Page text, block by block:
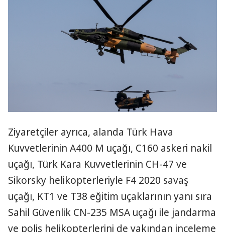
Ziyaretçiler ayrıca, alanda Türk Hava
Kuvvetlerinin A400 M uçağı, C160 askeri nakil
uçağı, Türk Kara Kuvvetlerinin CH-47 ve
Sikorsky helikopterleriyle F4 2020 savaş
uçağı, KT1 ve T38 eğitim uçaklarının yanı sıra
Sahil Güvenlik CN-235 MSA uçağı ile jandarma
ve polis helikopterlerini de yakından inceleme